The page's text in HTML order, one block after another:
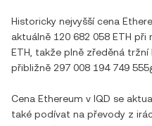
Historicky nejvyšší cena
aktuálně 120 682 058 ETH při
ETH , takže plně zředěná
přibližně
Cena Ethereum v IQD se
také podívat na převody z